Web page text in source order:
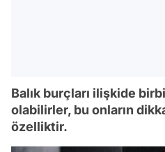
Balık burçları ilişkide
olabilirler, bu onların
özelliktir.